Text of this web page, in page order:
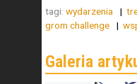
tagi: wydarzenia
grom challenge